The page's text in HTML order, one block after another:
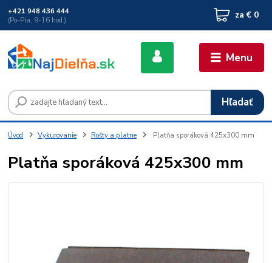
Menu
Hľadať
+421 948 436 444
(Po-Pia, 9-16 hod.)
za € 0
Úvod Vykurovanie Rošty a platne Platňa sporáková 425x300 mm
Platňa sporáková 425x300 mm